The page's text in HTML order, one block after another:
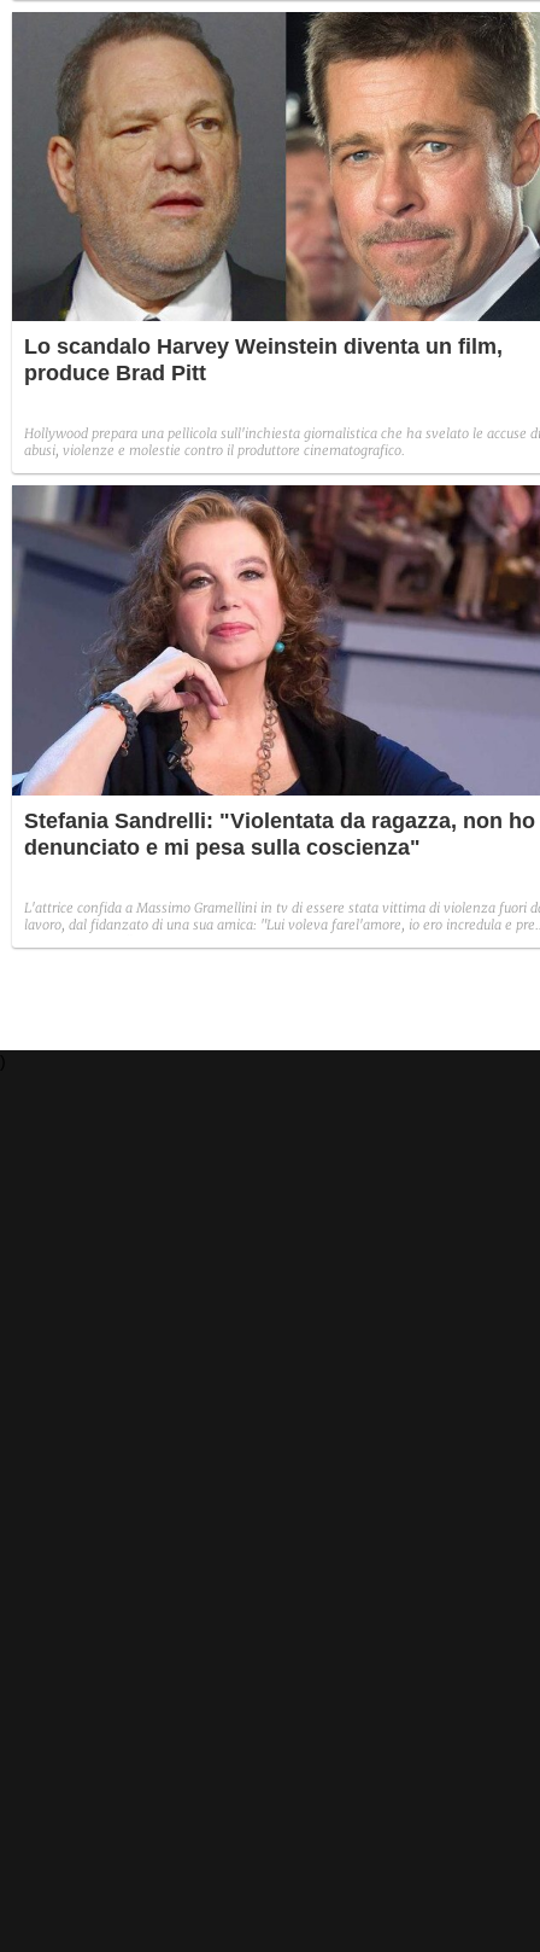
hanno calcato la montée des marches per chiedere uguaglianza di genere all'interno
dell'industria cinematografica.
Lo scandalo Harvey Weinstein diventa un film,
produce Brad Pitt
Hollywood prepara una pellicola sull'inchiesta giornalistica che ha svelato le accuse di
abusi, violenze e molestie contro il produttore cinematografico.
Stefania Sandrelli: "Violentata da ragazza, non ho
denunciato e mi pesa sulla coscienza"
L'attrice confida a Massimo Gramellini in tv di essere stata vittima di violenza fuori
lavoro, dal fidanzato di una sua amica: "Lui voleva farel'amore, io ero incredula e